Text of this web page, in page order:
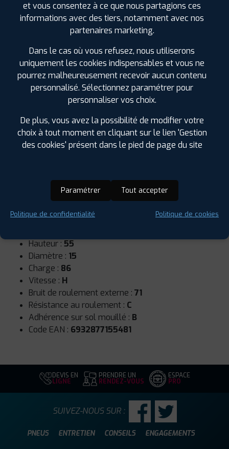
Runflat :Non
Hauteur : 55
Diamètre : 15
Charge : 86
Vitesse : H
Bruit de roulement externe : 71
Résistance au roulement : C
Adhérence sur sol mouillé : B
Code EAN : 6932877155481
DEVIS EN
LIGNE
PRENDRE UN
RENDEZ-VOUS
ESPACE
PRO
PNEUS ENTRETIEN CONSEILS ENGAGEMENTS
SUIVEZ-NOUS SUR :
et vous consentez à ce que nous partagions ces
informations avec des tiers, notamment avec nos
partenaires marketing.
Dans le cas où vous refusez, nous utiliserons
uniquement les cookies indispensables et vous ne
pourrez malheureusement recevoir aucun contenu
personnalisé. Sélectionnez paramétrer pour
personnaliser vos choix.
De plus, vous avez la possibilité de modifier votre
choix à tout moment en cliquant sur le lien 'Gestion
des cookies' présent dans le pied de page du site
Paramétrer Tout accepter
Politique de confidentialité Politique de cookies